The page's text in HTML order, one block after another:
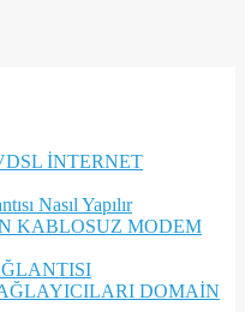
İNTERNET
Nasıl Yapılır
KABLOSUZ MODEM
DOMAİN